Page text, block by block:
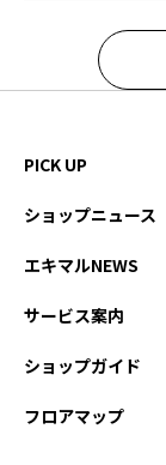
PICK UP
ショップニュース
エキマルNEWS
サービス案内
ショップガイド
フロアマップ